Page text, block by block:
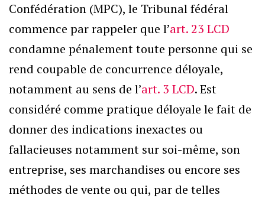
Confédération (MPC), le Tribunal fédéral
commence par rappeler que l’art. 23 LCD
condamne pénalement toute personne qui se
rend coupable de concurrence déloyale,
notamment au sens de l’art. 3 LCD. Est
considéré comme pratique déloyale le fait de
donner des indications inexactes ou
fallacieuses notamment sur soi-même, son
entreprise, ses marchandises ou encore ses
méthodes de vente ou qui, par de telles